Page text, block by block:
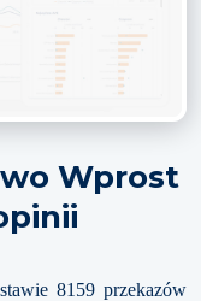
Wprost
8159 przekazów